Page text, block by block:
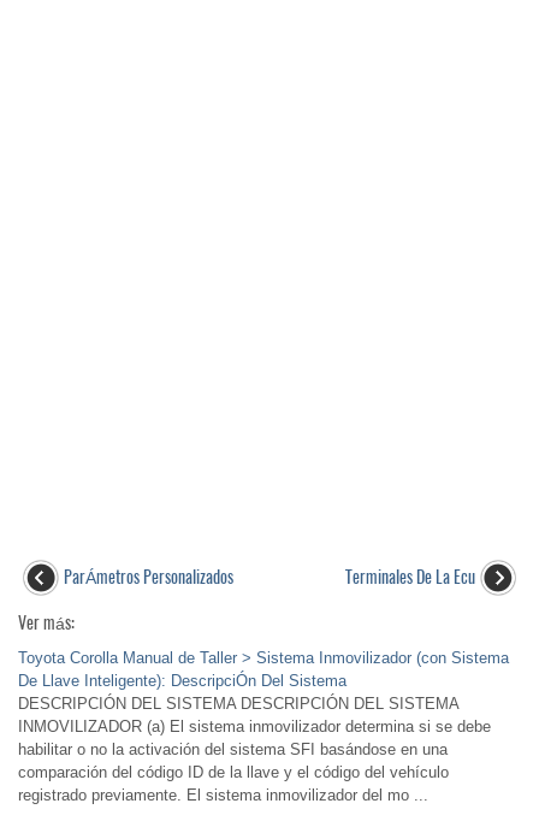
ParÁmetros Personalizados
Terminales De La Ecu
Ver más:
Toyota Corolla Manual de Taller > Sistema Inmovilizador (con Sistema
De Llave Inteligente): DescripciÓn Del Sistema
DESCRIPCIÓN DEL SISTEMA DESCRIPCIÓN DEL SISTEMA
INMOVILIZADOR (a) El sistema inmovilizador determina si se debe
habilitar o no la activación del sistema SFI basándose en una
comparación del código ID de la llave y el código del vehículo
registrado previamente. El sistema inmovilizador del mo ...